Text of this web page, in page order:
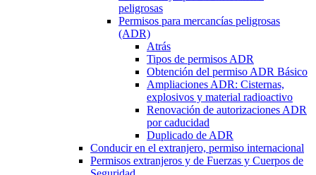
peligrosas
Permisos para mercancías peligrosas
(ADR)
Atrás
Tipos de permisos ADR
Obtención del permiso ADR Básico
Ampliaciones ADR: Cisternas,
explosivos y material radioactivo
Renovación de autorizaciones ADR
por caducidad
Duplicado de ADR
Conducir en el extranjero, permiso internacional
Permisos extranjeros y de Fuerzas y Cuerpos de